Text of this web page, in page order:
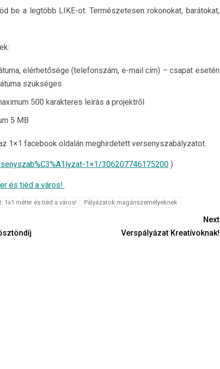
be a legtöbb LIKE-ot. Természetesen rokonokat, barátokat,
elérhetősége (telefonszám, e-mail cím) – csapat esetén
szükséges
500 karakteres leírás a projektről
5 MB
1×1 facebook oldalán meghirdetett versenyszabályzatot.
1×1/306207746175200)
és tiéd a város!
1x1 méter és tiéd a város! Pályázatok magánszemélyeknek
Next
Verspályázat Kreatívoknak!